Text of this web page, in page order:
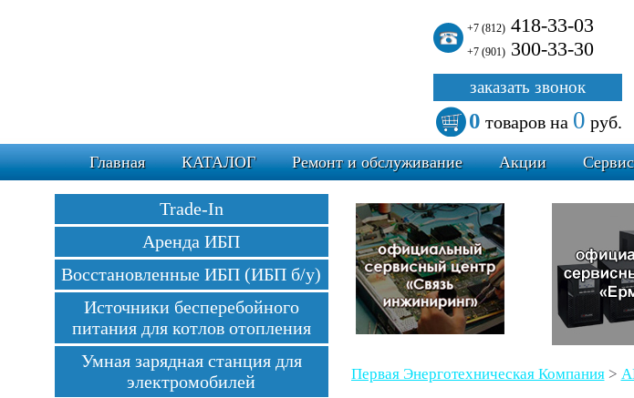
+7 (812)418-33-03
+7 (901)300-33-30
заказать звонок
0 товаровна 0 руб.
Главная КАТАЛОГ Ремонт и обслуживание Акции Сервис
Первая Энерготехническая Компания>
Trade-In
Аренда ИБП
Восстановленные ИБП (ИБП б/у)
Источники бесперебойного
питания для котлов отопления
Умная зарядная станция для
электромобилей